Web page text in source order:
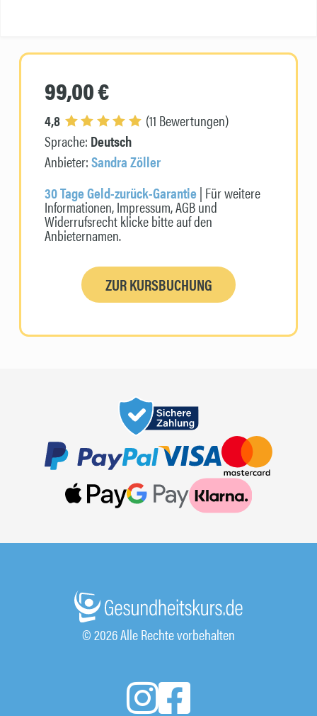
99,00 €
4,8
(11 Bewertungen)
Sprache: Deutsch
Anbieter:Sandra Zöller
30 Tage Geld-zurück-Garantie| Für weitere
Informationen, Impressum, AGB und
Widerrufsrecht klicke bitte auf den
Anbieternamen.
ZUR KURSBUCHUNG
© 2026 Alle Rechte vorbehalten